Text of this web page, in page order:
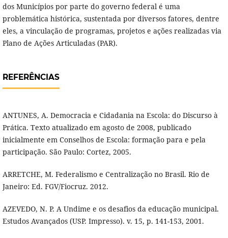
dos Municípios por parte do governo federal é uma
problemática histórica, sustentada por diversos fatores, dentre
eles, a vinculação de programas, projetos e ações realizadas via
Plano de Ações Articuladas (PAR).
REFERÊNCIAS
ANTUNES, A. Democracia e Cidadania na Escola: do Discurso à
Prática. Texto atualizado em agosto de 2008, publicado
inicialmente em Conselhos de Escola: formação para e pela
participação. São Paulo: Cortez, 2005.
ARRETCHE, M. Federalismo e Centralização no Brasil. Rio de
Janeiro: Ed. FGV/Fiocruz. 2012.
AZEVEDO, N. P. A Undime e os desafios da educação municipal.
Estudos Avançados (USP. Impresso). v. 15, p. 141-153, 2001.